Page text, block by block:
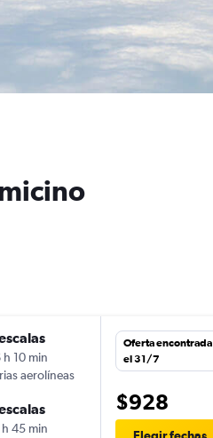
h 10 min
aerolíneas
h 45 min
Oferta encontrada
el 31/7
$928